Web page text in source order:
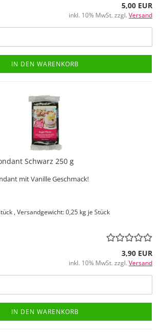
5,00 EUR
inkl. 10% MwSt. zzgl. Versand
IN DEN WARENKORB
Schwarz 250 g
mit Vanille Geschmack!
, Versandgewicht:0,25 kg je Stück
3,90 EUR
inkl. 10% MwSt. zzgl. Versand
IN DEN WARENKORB